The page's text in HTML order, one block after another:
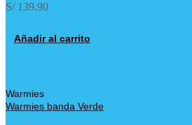
S/139.90
Añadir al carrito
Warmies
Warmies banda Verde